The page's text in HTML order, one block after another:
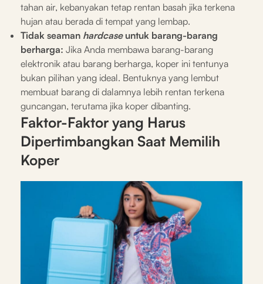
tahan air, kebanyakan tetap rentan basah jika terkena
hujan atau berada di tempat yang lembap.
Tidak seaman hardcase untuk barang-barang
berharga: Jika Anda membawa barang-barang
elektronik atau barang berharga, koper ini tentunya
bukan pilihan yang ideal. Bentuknya yang lembut
membuat barang di dalamnya lebih rentan terkena
guncangan, terutama jika koper dibanting.
Faktor-Faktor yang Harus
Dipertimbangkan Saat Memilih
Koper